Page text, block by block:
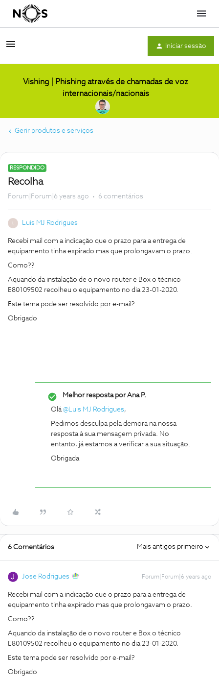
Menu
Iniciar sessão
Vishing | Phishing através de chamadas de voz
internacionais/nacionais
Gerir produtos e serviços
RESPONDIDO
Recolha
Forum|Forum|6 years ago 6 comentários
Luis MJ Rodrigues
Recebi mail com a indicação que o prazo para a entrega de
equipamento tinha expirado mas que prolongavam o prazo.
Como??
Aquando da instalação de o novo router e Box o técnico
E80109502 recolheu o equipamento no dia 23-01-2020.
Este tema pode ser resolvido por e-mail?
Obrigado
Melhor resposta porAna P.
Olá@Luis MJ Rodrigues,
Pedimos desculpa pela demora na nossa
resposta à sua mensagem privada. No
entanto, já estamos a verificar a sua situação.
Obrigada
6 Comentários Mais antigos primeiro
Jose Rodrigues Forum|Forum|6 years ago
Recebi mail com a indicação que o prazo para a entrega de
equipamento tinha expirado mas que prolongavam o prazo.
Como??
Aquando da instalação de o novo router e Box o técnico
E80109502 recolheu o equipamento no dia 23-01-2020.
Este tema pode ser resolvido por e-mail?
Obrigado